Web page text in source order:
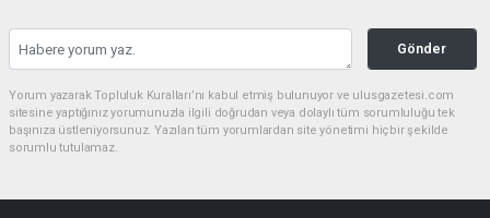
Gönder
Yorum yazarak Topluluk Kuralları’nı kabul etmiş bulunuyor ve ulusgazetesi.com
sitesine yaptığınız yorumunuzla ilgili doğrudan veya dolaylı tüm sorumluluğu tek
başınıza üstleniyorsunuz. Yazılan tüm yorumlardan site yönetimi hiçbir şekilde
sorumlu tutulamaz.